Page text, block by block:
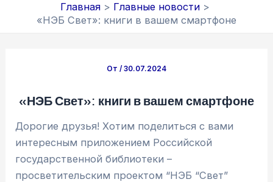
Главная
Главные новости
«НЭБ Свет»: книги в вашем смартфоне
От /30.07.2024
«НЭБ Свет»: книги в вашем смартфоне
Дорогие друзья! Хотим поделиться с вами
интересным приложением Российской
государственной библиотеки –
просветительским проектом “НЭБ “Свет”